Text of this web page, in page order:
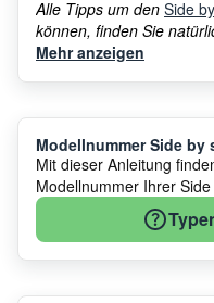
Alle Tipps um den Side
können, finden Sie
Mehr anzeigen
Modellnummer Side
Mit dieser Anleitung
Modellnummer Ihrer